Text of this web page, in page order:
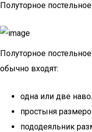
Полуторное
Полуторное
обычно входят:
одна или две
простыня
пододеяльник